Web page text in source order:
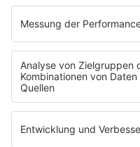
Konzertkalender
Festivals
Wacken Open Air
SHOP
RADIO BOB!
Impressum